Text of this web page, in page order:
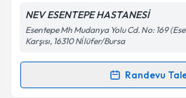
Kişisel verilerimin
'ni okudum ve kişisel
kapsamda işlenmesini
NEV ESENTEPE HASTANESİ
Esentepe Mh Mudanya Yolu Cd. No: 169
Karşısı, 16310 Ni̇lüfer/Bursa
Randevu
Randevu Takvimi Talebi